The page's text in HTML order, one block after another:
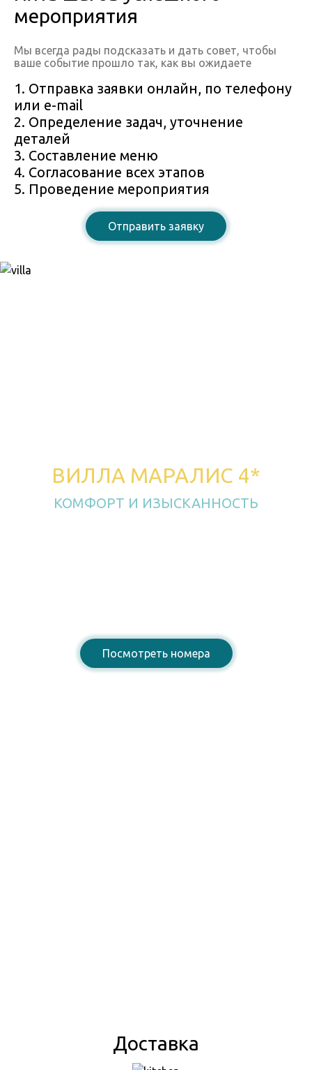
мероприятия
Мы всегда рады подсказать и дать совет, чтобы
ваше событие прошло так, как вы ожидаете
1. Отправка заявки онлайн, по телефону
или e-mail
2. Определение задач, уточнение
деталей
3. Составление меню
4. Согласование всех этапов
5. Проведение мероприятия
Отправить заявку
ВИЛЛА МАРАЛИС 4*
КОМФОРТ И ИЗЫСКАННОСТЬ
Посмотреть номера
Доставка